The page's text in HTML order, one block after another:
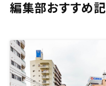
編集部おすすめ